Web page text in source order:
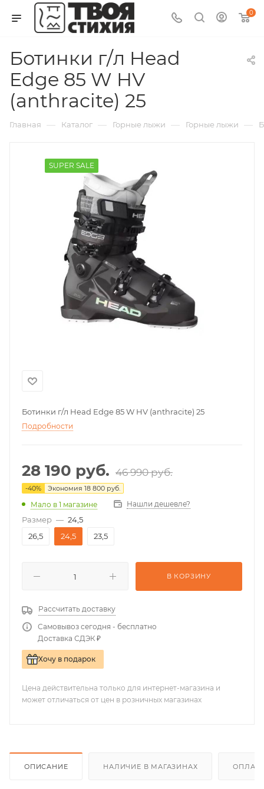
0
Ботинки г/л Head
Edge 85 W HV
(anthracite) 25
Главная — Каталог — Горные лыжи — Горные лыжи —
SUPER SALE
Ботинки г/л Head Edge 85 W HV (anthracite) 25
Подробности
28 190 руб. 46 990руб.
-40% Экономия 18 800 руб.
Мало в 1 магазине Нашли дешевле?
Размер — 24,5
26,5
24,5 23,5
В КОРЗИНУ
Рассчитать доставку
Самовывоз сегодня - бесплатно
Доставка СДЭК ₽
Хочу в подарок
Цена действительна только для интернет-магазина и
может отличаться от цен в розничных магазинах
ОПИСАНИЕ НАЛИЧИЕ В МАГАЗИНАХ